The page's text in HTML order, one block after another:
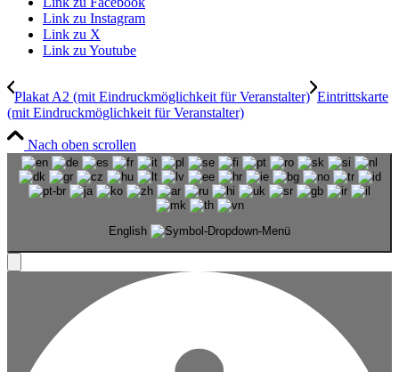
Link zu Instagram
Link zu X
Link zu Youtube
Plakat A2 (mit Eindruckmöglichkeit für Veranstalter) Eintrittskarte
(mit Eindruckmöglichkeit für Veranstalter)
Nach oben scrollen
English